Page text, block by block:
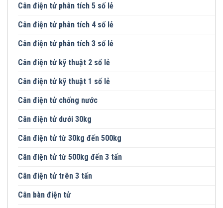
Cân điện tử phân tích 5 số lẻ
Cân điện tử phân tích 4 số lẻ
Cân điện tử phân tích 3 số lẻ
Cân điện tử kỹ thuật 2 số lẻ
Cân điện tử kỹ thuật 1 số lẻ
Cân điện tử chống nước
Cân điện tử dưới 30kg
Cân điện tử từ 30kg đến 500kg
Cân điện tử từ 500kg đến 3 tấn
Cân điện tử trên 3 tấn
Cân bàn điện tử